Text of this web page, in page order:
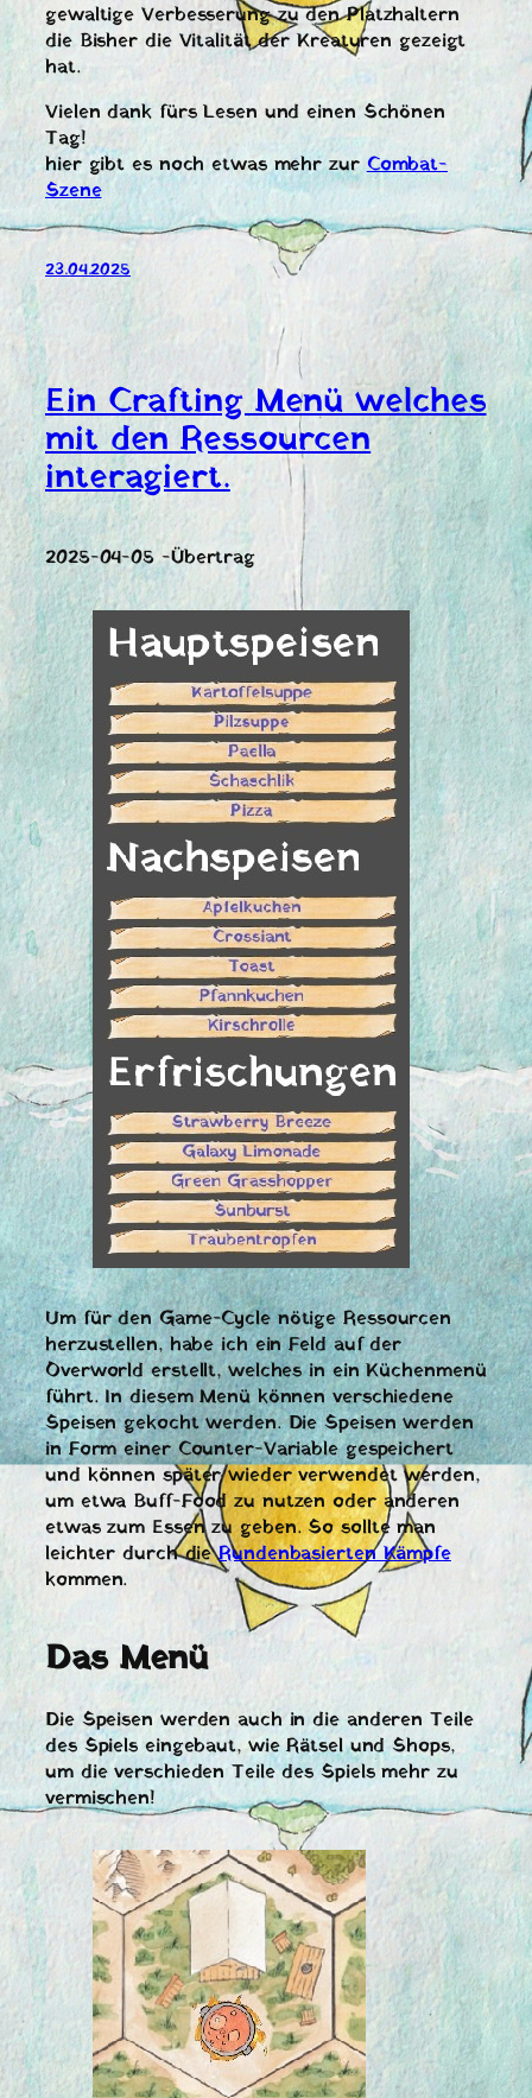
gewaltige Verbesserung zu den Platzhaltern
die Bisher die Vitalität der Kreaturen gezeigt
hat.
Vielen dank fürs Lesen und einen Schönen
Tag!
hier gibt es noch etwas mehr zurCombat-
Szene
23.04.2025
Ein Crafting Menü welches
mit den Ressourcen
interagiert.
2025-04-05 -Übertrag
Um für den Game-Cycle nötige Ressourcen
herzustellen, habe ich ein Feld auf der
Overworld erstellt, welches in ein Küchenmenü
führt. In diesem Menü können verschiedene
Speisen gekocht werden. Die Speisen werden
in Form einer Counter-Variable gespeichert
und können später wieder verwendet werden,
um etwa Buff-Food zu nutzen oder anderen
etwas zum Essen zu geben. So sollte man
leichter durch dieRundenbasierten Kämpfe
kommen.
Das Menü
Die Speisen werden auch in die anderen Teile
des Spiels eingebaut, wie Rätsel und Shops,
um die verschieden Teile des Spiels mehr zu
vermischen!